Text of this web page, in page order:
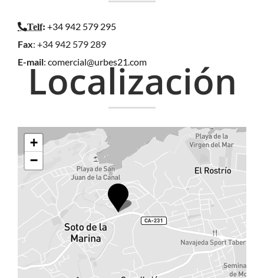
Localización
+
−
Telf: +34 942 579 295
Fax: +34 942 579 289
E-mail: comercial@urbes21.com